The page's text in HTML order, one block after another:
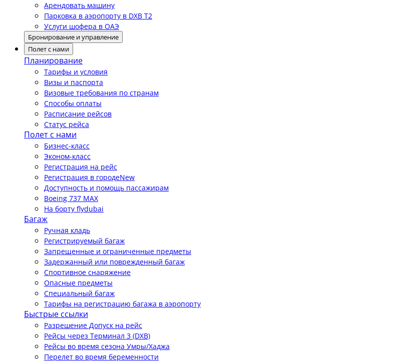
Арендовать машину
Парковка в аэропорту в DXB T2
Услуги шофера в ОАЭ
Бронирование и управление
Полет с нами
Планирование
Тарифы и условия
Визы и паспорта
Визовые требования по странам
Способы оплаты
Расписание рейсов
Статус рейса
Полет с нами
Бизнес-класс
Эконом-класс
Регистрация на рейс
Регистрация в городеNew
Доступность и помощь пассажирам
Boeing 737 MAX
На борту flydubai
Багаж
Ручная кладь
Регистрируемый багаж
Запрещенные и ограниченные предметы
Задержанный или поврежденный багаж
Спортивное снаряжение
Опасные предметы
Специальный багаж
Тарифы на регистрацию багажа в аэропорту
Быстрые ссылки
Разрешение Допуск на рейс
Рейсы через Терминал 3 (DXB)
Рейсы во время сезона Умры/Хаджа
Перелет во время беременности